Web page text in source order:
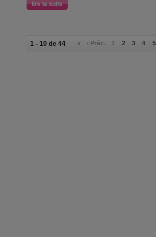
lire la suite
1 - 10 de 44 « ‹ Préc. 1 2 3 4 5